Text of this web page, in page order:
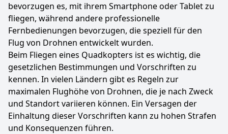
bevorzugen es, mit ihrem Smartphone oder Tablet zu
fliegen, während andere professionelle
Fernbedienungen bevorzugen, die speziell für den
Flug von Drohnen entwickelt wurden.
Beim Fliegen eines Quadkopters ist es wichtig, die
gesetzlichen Bestimmungen und Vorschriften zu
kennen. In vielen Ländern gibt es Regeln zur
maximalen Flughöhe von Drohnen, die je nach Zweck
und Standort variieren können. Ein Versagen der
Einhaltung dieser Vorschriften kann zu hohen Strafen
und Konsequenzen führen.